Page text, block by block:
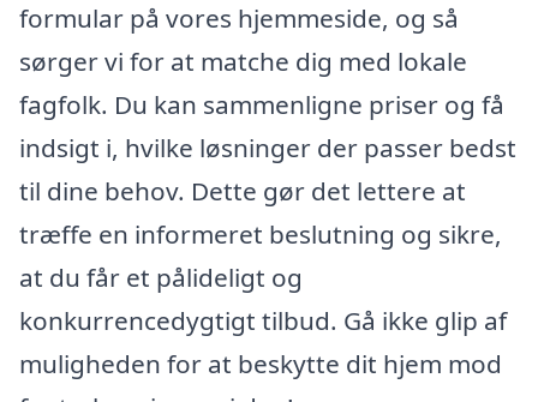
formular på vores hjemmeside, og så
sørger vi for at matche dig med lokale
fagfolk. Du kan sammenligne priser og få
indsigt i, hvilke løsninger der passer bedst
til dine behov. Dette gør det lettere at
træffe en informeret beslutning og sikre,
at du får et pålideligt og
konkurrencedygtigt tilbud. Gå ikke glip af
muligheden for at beskytte dit hjem mod